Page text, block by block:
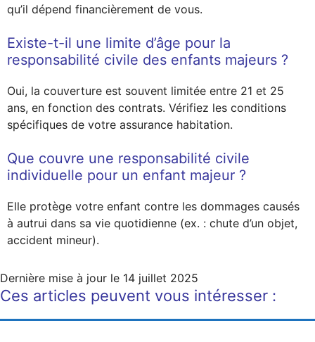
qu’il dépend financièrement de vous.
Existe-t-il une limite d’âge pour la
responsabilité civile des enfants majeurs ?
Oui, la couverture est souvent limitée entre 21 et 25
ans, en fonction des contrats. Vérifiez les conditions
spécifiques de votre assurance habitation.
Que couvre une responsabilité civile
individuelle pour un enfant majeur ?
Elle protège votre enfant contre les dommages causés
à autrui dans sa vie quotidienne (ex. : chute d’un objet,
accident mineur).
Dernière mise à jour le 14 juillet 2025
Ces articles peuvent vous intéresser :